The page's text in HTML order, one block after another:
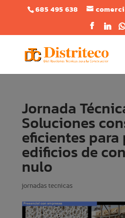
685 495 638
Jornada
Soluciones
eficientes
edificios de
nulo
jornadas tecnicas